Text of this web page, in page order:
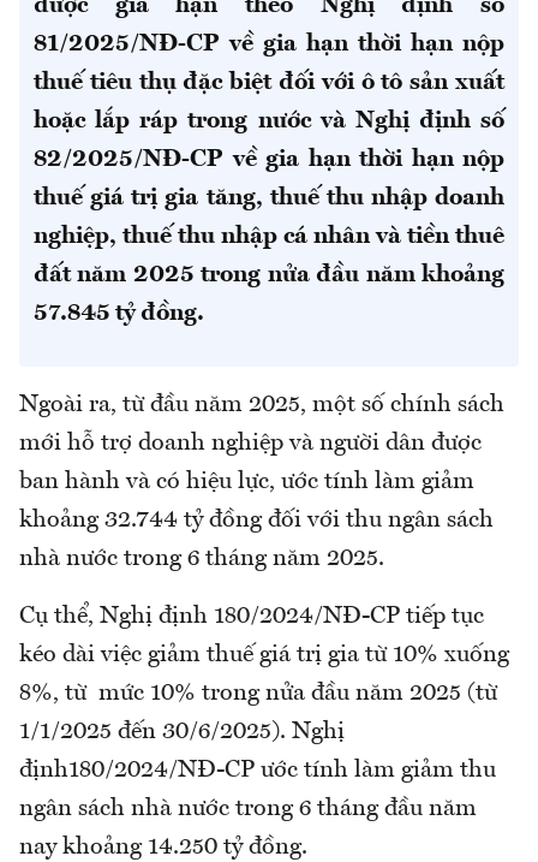
được gia hạntheo Nghị định số
81/2025/NĐ-CP về gia hạn thời hạn nộp
thuế tiêu thụ đặc biệt đối với ô tô sản xuất
hoặc lắp ráp trong nướcvà Nghị định số
82/2025/NĐ-CP về gia hạn thời hạn nộp
thuế giá trị gia tăng, thuế thu nhập doanh
nghiệp, thuế thu nhập cá nhân và tiền thuê
đất năm 2025 trong nửa đầu nămkhoảng
57.845 tỷ đồng.
Ngoài ra, từ đầu năm 2025, một số chính sách
mới hỗ trợ doanh nghiệp và người dân được
ban hành và có hiệu lực, ước tính làm giảm
khoảng 32.744 tỷ đồng đối với thu ngân sách
nhà nước trong 6 tháng năm 2025.
Cụ thể, Nghị định 180/2024/NĐ-CP tiếp tục
kéo dài việc giảm thuế giá trị gia từ 10% xuống
8%, từ mức 10% trong nửa đầu năm 2025 (từ
1/1/2025 đến 30/6/2025). Nghị
định180/2024/NĐ-CP ước tính làm giảm thu
ngân sách nhà nước trong 6 tháng đầu năm
nay khoảng 14.250 tỷ đồng.